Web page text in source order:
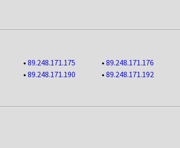
• 89.248.171.175 • 89.248.171.176
• 89.248.171.190 • 89.248.171.192